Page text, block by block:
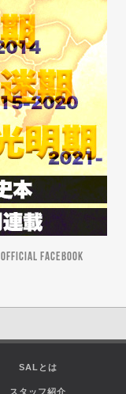
OFFICIAL FACEBOOK
SALとは
スタッフ紹介